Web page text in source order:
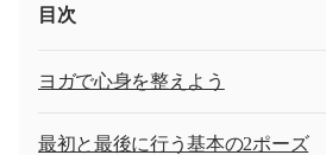
目次
ヨガで心身を整えよう
最初と最後に行う基本の2ポーズ